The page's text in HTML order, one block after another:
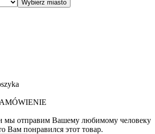
мы отправим Вашему любимому человеку
Вам понравился этот товар.